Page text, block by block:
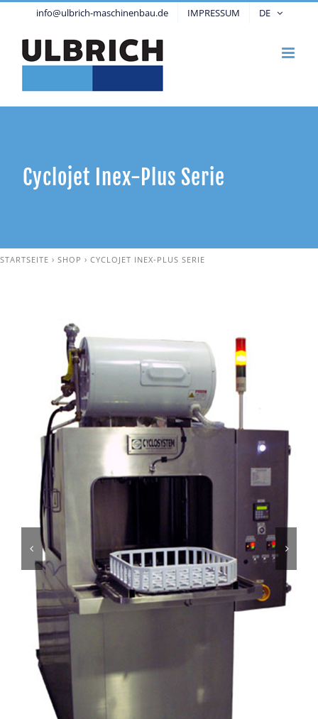
info@ulbrich-maschinenbau.de IMPRESSUM DE
Cyclojet Inex-Plus Serie
STARTSEITE › SHOP › CYCLOJET INEX-PLUS SERIE